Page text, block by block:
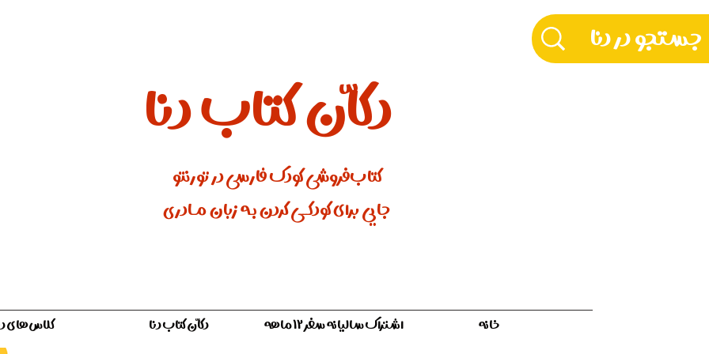
دکّان کتاب دنا
کتاب‌فروشی کودک فارسی در تورنتو
جایی برای کودکـــی کردن بـه زبان مـادری
خانه اشتراک سالیانه سفر ۱۲ ماهه دکّان کتاب دنا کلاس‌های